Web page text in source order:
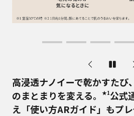
高浸透ナノイーで乾かすたび
のまとまりを変える。
★1公式
え「使い方ARガイド」もプレ